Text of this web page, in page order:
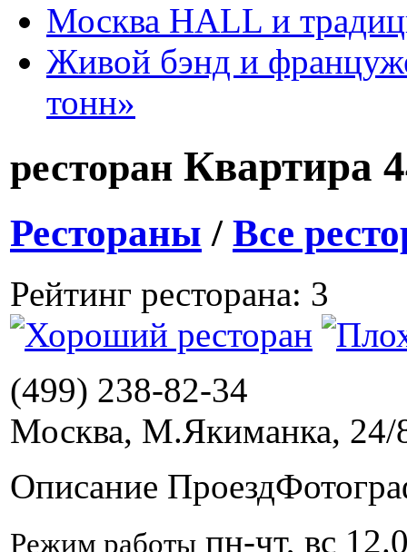
Москва HALL и
Живой бэнд и
тонн»
ресторан Квартира
Рестораны / Все
Рейтинг ресторана: 3
(499) 238-82-34
Москва, М.Якиманка, 24/
Описание Проезд
Режим работы пн-чт, вс